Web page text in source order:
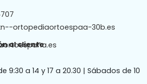
ortopediaortoespaa-30b.es
al cliente
9:30 a 14 y 17 a 20.30 | Sábados de 10